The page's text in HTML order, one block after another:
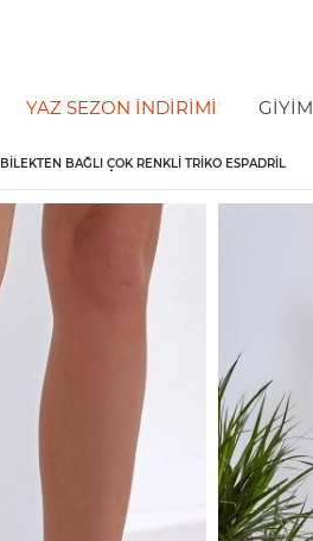
YAZ SEZON İNDIRIMI GİYİM
BILEKTEN BAĞLI ÇOK RENKLI TRIKO ESPADRIL